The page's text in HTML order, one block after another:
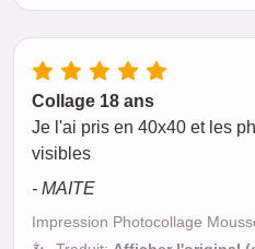
Collage 18 ans
Je l'ai pris en 40x40 et les
visibles
- MAITE
Impression Photocollage